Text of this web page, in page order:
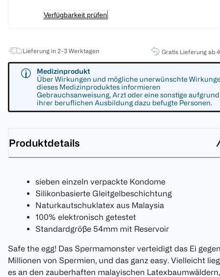
Verfügbarkeit prüfen
Lieferung in 2-3 Werktagen Gratis Lieferung ab
Medizinprodukt
Über Wirkungen und mögliche unerwünschte
dieses Medizinproduktes informieren
Gebrauchsanweisung, Arzt oder eine sonstige aufgrund
ihrer beruflichen Ausbildung dazu befugte Personen.
Produktdetails
sieben einzeln verpackte Kondome
Silikonbasierte Gleitgelbeschichtung
Naturkautschuklatex aus Malaysia
100% elektronisch getestet
Standardgröße 54mm mit Reservoir
Safe the egg! Das Spermamonster verteidigt das Ei
Millionen von Spermien, und das ganz easy. Vielleicht
es an den zauberhaften malayischen Latexbaumwäldern,